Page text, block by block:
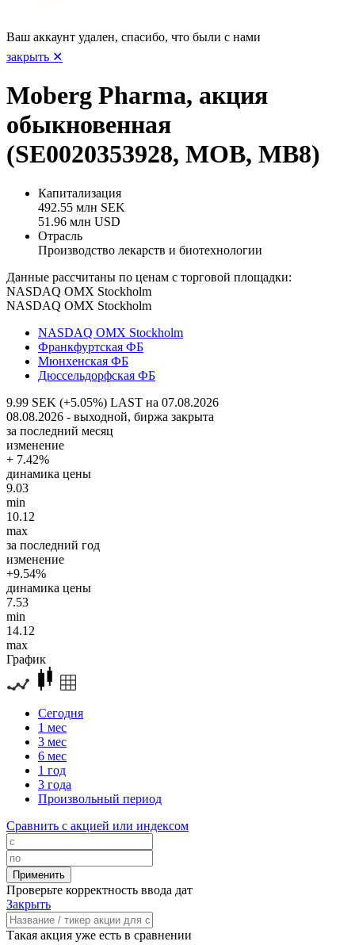
Ваш аккаунт удален, спасибо, что были с нами
закрыть ✕
Moberg Pharma, акция
обыкновенная
(SE0020353928, MOB, MB8)
Капитализация
492.55 млн SEK
51.96 млн USD
Отрасль
Производство лекарств и биотехнологии
Данные рассчитаны по ценам с торговой площадки:
NASDAQ OMX Stockholm
NASDAQ OMX Stockholm
NASDAQ OMX Stockholm
Франкфуртская ФБ
Мюнхенская ФБ
Дюссельдорфская ФБ
9.99 SEK (+5.05%) LAST на 07.08.2026
08.08.2026 - выходной, биржа закрыта
за последний месяц
изменение
+ 7.42%
динамика цены
9.03
min
10.12
max
за последний год
изменение
+9.54%
динамика цены
7.53
min
14.12
max
График
Сегодня
1 мес
3 мес
6 мес
1 год
3 года
Произвольный период
Сравнить с акцией или индексом
Проверьте корректность ввода дат
Закрыть
Такая акция уже есть в сравнении